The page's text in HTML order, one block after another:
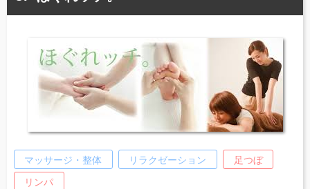
マッサージ・整体 リラクゼーション 足つぼ
リンパ